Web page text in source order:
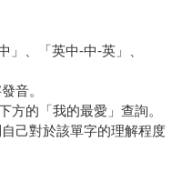
」、「英中-中-英」、
音。
方的「我的最愛」查詢。
己對於該單字的理解程度